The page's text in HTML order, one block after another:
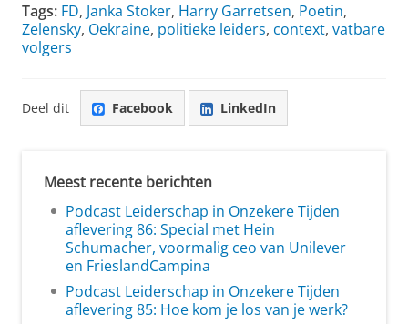
Tags: FD, Janka Stoker, Harry Garretsen, Poetin,
Zelensky, Oekraine, politieke leiders, context, vatbare
volgers
Deel dit Facebook LinkedIn
Meest recente berichten
Podcast Leiderschap in Onzekere Tijden
aflevering 86: Special met Hein
Schumacher, voormalig ceo van Unilever
en FrieslandCampina
Podcast Leiderschap in Onzekere Tijden
aflevering 85: Hoe kom je los van je werk?